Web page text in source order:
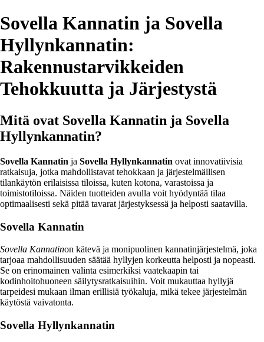
Sovella Kannatin ja Sovella
Hyllynkannatin:
Rakennustarvikkeiden
Tehokkuutta ja Järjestystä
Mitä ovat Sovella Kannatin ja Sovella
Hyllynkannatin?
Sovella Kannatin ja Sovella Hyllynkannatin ovat innovatiivisia
ratkaisuja, jotka mahdollistavat tehokkaan ja järjestelmällisen
tilankäytön erilaisissa tiloissa, kuten kotona, varastoissa ja
toimistotiloissa. Näiden tuotteiden avulla voit hyödyntää tilaa
optimaalisesti sekä pitää tavarat järjestyksessä ja helposti saatavilla.
Sovella Kannatin
Sovella Kannatinon kätevä ja monipuolinen kannatinjärjestelmä, joka
tarjoaa mahdollisuuden säätää hyllyjen korkeutta helposti ja nopeasti.
Se on erinomainen valinta esimerkiksi vaatekaapin tai
kodinhoitohuoneen säilytysratkaisuihin. Voit mukauttaa hyllyjä
tarpeidesi mukaan ilman erillisiä työkaluja, mikä tekee järjestelmän
käytöstä vaivatonta.
Sovella Hyllynkannatin